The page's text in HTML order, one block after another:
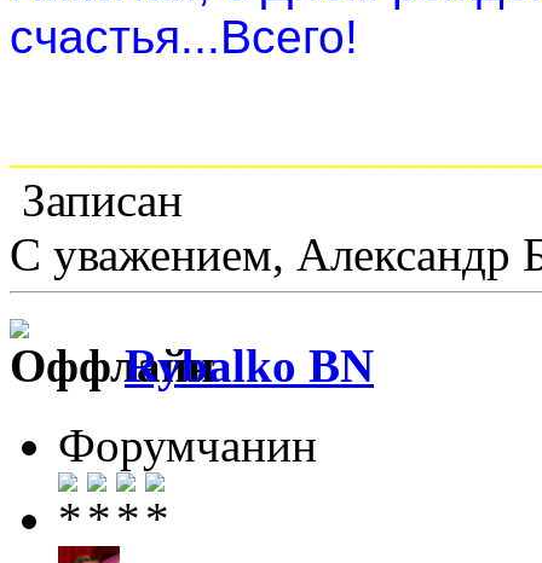
счастья...Всего!
Записан
С уважением, Александр
Rybalko BN
Форумчанин